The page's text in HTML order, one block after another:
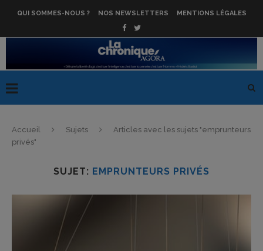
QUI SOMMES-NOUS ? NOS NEWSLETTERS MENTIONS LÉGALES
Accueil Sujets
Articles avec les sujets "emprunteurs
privés"
SUJET: EMPRUNTEURS PRIVÉS